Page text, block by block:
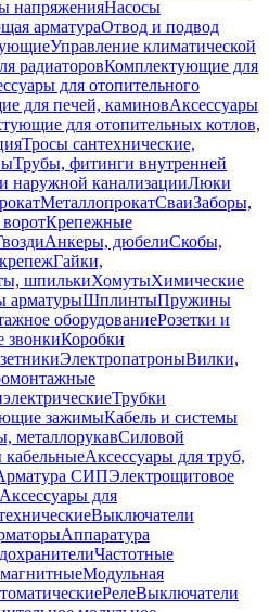
напряженияНасосы
арматураОтвод и подвод
Управление климатической
радиаторовКомплектующие для
для отопительного
для печей, каминовАксессуары
для отопительных котлов,
Тросы сантехнические,
Трубы, фитинги внутренней
наружной канализацииЛюки
МеталлопрокатСваиЗаборы,
Крепежные
Анкеры, дюбелиСкобы,
Гайки,
шпилькиХомутыХимические
арматурыШплинтыПружины
оборудованиеРозетки и
звонкиКоробки
ЭлектропатроныВилки,
Трубки
зажимыКабель и системы
металлорукавСиловой
кабельныеАксессуары для труб,
СИПЭлектрощитовое
Аксессуары для
Выключатели
Аппаратура
Частотные
Модульная
РелеВыключатели